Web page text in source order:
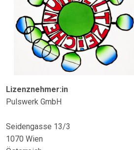
Lizenznehmer:in
Pulswerk GmbH
Seidengasse 13/3
1070 Wien